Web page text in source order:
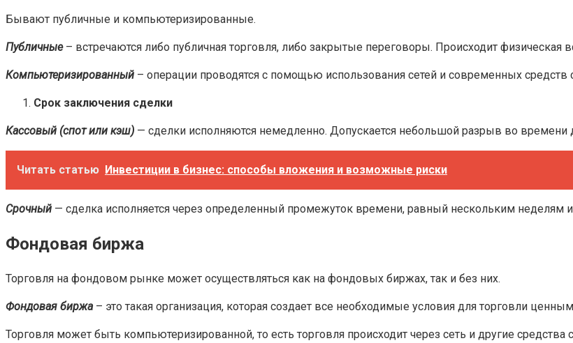
Бывают публичные и компьютеризированные.
Публичные– встречаются либо публичная торговля, либо закрытые переговоры. Происходит физическая
Компьютеризированный – операции проводятся с помощью использования сетей и современных средств
Срок заключения сделки
Кассовый (спот или кэш) — сделки исполняются немедленно. Допускается небольшой разрыв во времени
Читать статью Инвестиции в бизнес: способы вложения и возможные риски
Срочный — сделка исполняется через определенный промежуток времени, равный нескольким неделям
Фондовая биржа
Торговля на фондовом рынке может осуществляться как на фондовых биржах, так и без них.
Фондовая биржа – это такая организация, которая создает все необходимые условия для торговли
Торговля может быть компьютеризированной, то есть торговля происходит через сеть и другие средства